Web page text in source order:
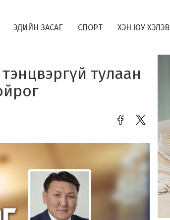
ЭДИЙН ЗАСАГ СПОРТ ХЭН ЮУ ХЭЛЭВ
тулаан